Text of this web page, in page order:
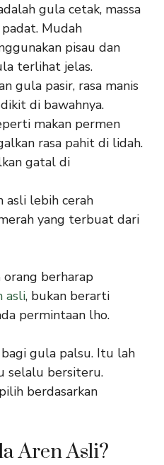
gula cetak, massa
Mudah
pisau dan
terlihat jelas.
gula pasir, rasa manis
di bawahnya.
makan permen
rasa pahit di lidah.
gatal di
asli lebih cerah
yang terbuat dari
orang berharap
asli, bukan berarti
permintaan lho.
gula palsu. Itu lah
selalu bersiteru.
berdasarkan
Aren Asli?